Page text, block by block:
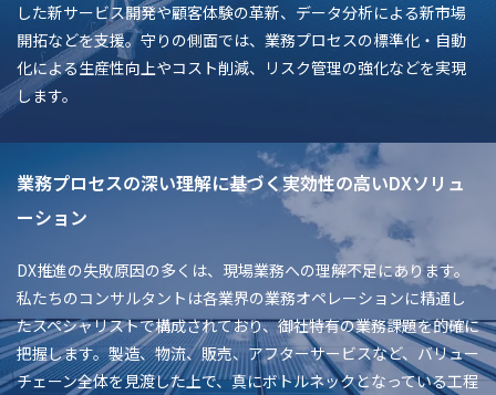
した新サービス開発や顧客体験の革新、データ分析による新市場
開拓などを支援。守りの側面では、業務プロセスの標準化・自動
化による生産性向上やコスト削減、リスク管理の強化などを実現
します。
業務プロセスの深い理解に基づく実効性の高いDXソリュ
ーション
DX推進の失敗原因の多くは、現場業務への理解不足にあります。
私たちのコンサルタントは各業界の業務オペレーションに精通し
たスペシャリストで構成されており、御社特有の業務課題を的確に
把握します。製造、物流、販売、アフターサービスなど、バリュー
チェーン全体を見渡した上で、真にボトルネックとなっている工程